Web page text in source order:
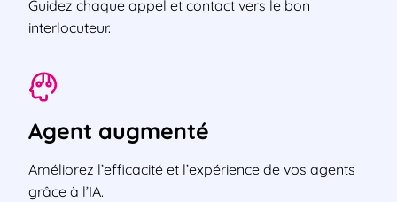
Guidez chaque appel et contact vers le bon
interlocuteur.
Agent augmenté
Améliorez l’efficacité et l’expérience de vos agents
grâce à l’IA.